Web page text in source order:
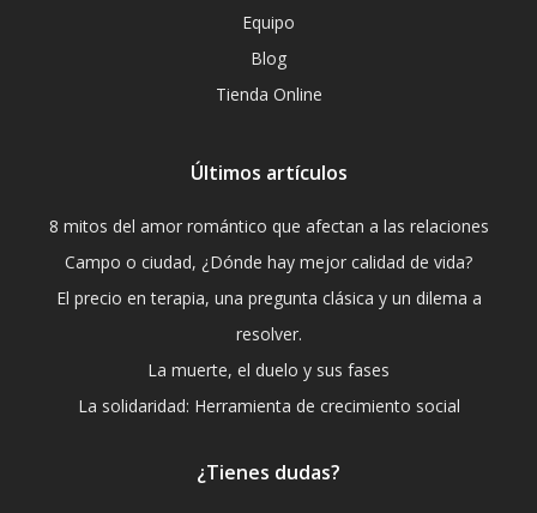
Equipo
Blog
Tienda Online
Últimos artículos
8 mitos del amor romántico que afectan a las relaciones
Campo o ciudad, ¿Dónde hay mejor calidad de vida?
El precio en terapia, una pregunta clásica y un dilema a
resolver.
La muerte, el duelo y sus fases
La solidaridad: Herramienta de crecimiento social
¿Tienes dudas?